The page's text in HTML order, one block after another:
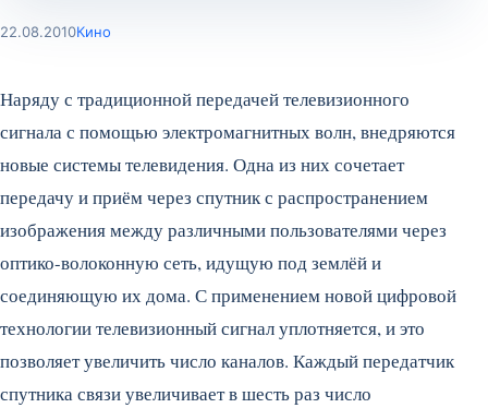
22.08.2010Кино
Наряду с традиционной передачей телевизионного
сигнала с помощью электромагнитных волн, внедряются
новые системы телевидения. Одна из них сочетает
передачу и приём через спутник с распространением
изображения между различными пользователями через
оптико-волоконную сеть, идущую под землёй и
соединяющую их дома. С применением новой цифровой
технологии телевизионный сигнал уплотняется, и это
позволяет увеличить число каналов. Каждый передатчик
спутника связи увеличивает в шесть раз число